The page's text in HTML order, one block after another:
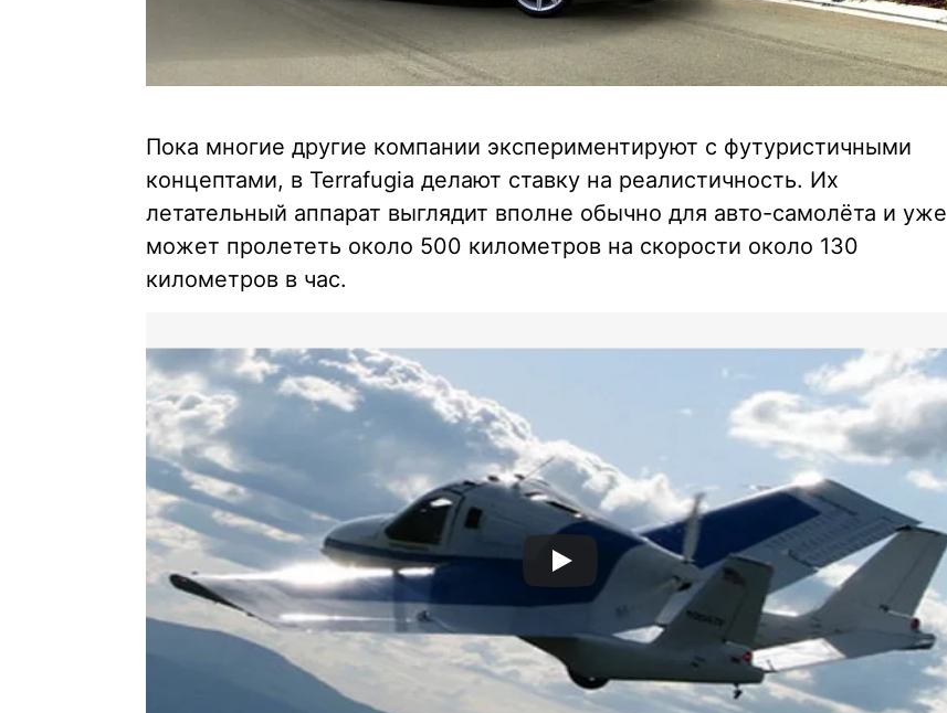
Пока многие другие компании экспериментируют с футуристичными
концептами, в Terrafugia делают ставку на реалистичность. Их
летательный аппарат выглядит вполне обычно для авто-самолёта и уже
может пролететь около 500 километров на скорости около 130
километров в час.